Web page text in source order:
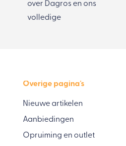
over Dagros en ons
volledige
Overige pagina's
Nieuwe artikelen
Aanbiedingen
Opruiming en outlet